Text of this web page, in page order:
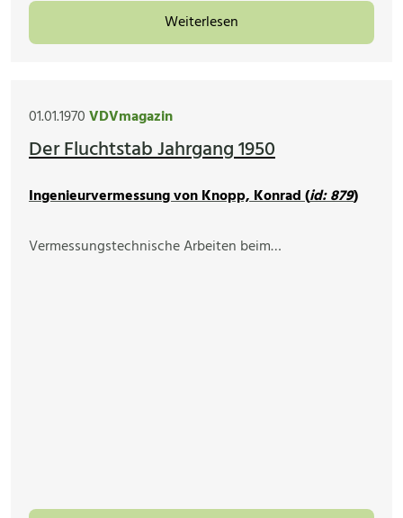
Weiterlesen
01.01.1970VDVmagazin
Der Fluchtstab Jahrgang 1950
Ingenieurvermessung von Knopp, Konrad (id: 879)
Vermessungstechnische Arbeiten beim…